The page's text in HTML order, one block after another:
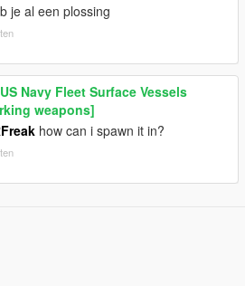
je al een plossing
US Navy Fleet Surface Vessels
weapons]
how can i spawn it in?